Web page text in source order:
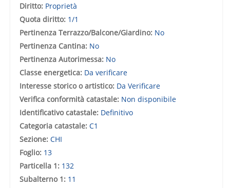
Diritto: Proprietà
Quota diritto: 1/1
Pertinenza Terrazzo/Balcone/Giardino: No
Pertinenza Cantina: No
Pertinenza Autorimessa: No
Classe energetica: Da verificare
Interesse storico o artistico: Da Verificare
Verifica conformità catastale: Non disponibile
Identificativo catastale: Definitivo
Categoria catastale: C1
Sezione: CHI
Foglio: 13
Particella 1: 132
Subalterno 1: 11